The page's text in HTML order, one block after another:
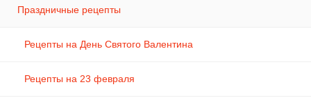
Праздничные рецепты
Рецепты на День Святого Валентина
Рецепты на 23 февраля